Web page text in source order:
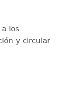
los
y circular